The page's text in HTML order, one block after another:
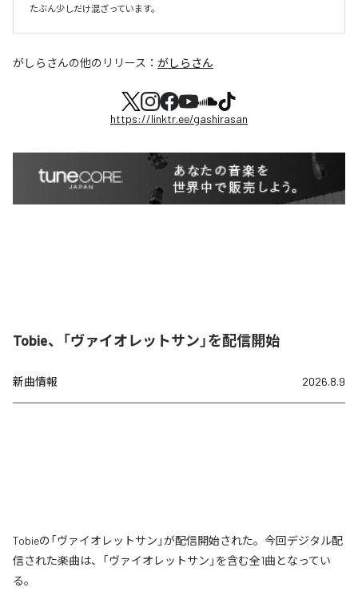
たぶん少しだけ混ざっています。
がしらさんの他のリリース： がしらさん
https://linktr.ee/gashirasan
Tobie、「ヴァイオレットサン」を配信開始
新曲情報 2026.8.9
Tobieの「ヴァイオレットサン」が配信開始された。今回デジタル配
信された楽曲は、「ヴァイオレットサン」を含む全1曲となってい
る。